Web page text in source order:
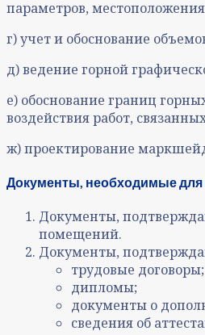
параметров,
г) учет и обоснование
д) ведение горной
е) обоснование границ
воздействия работ,
ж) проектирование
Документы, необходимые для
Документы,
помещений.
Документы,
трудовые договоры;
дипломы;
документы о
сведения об